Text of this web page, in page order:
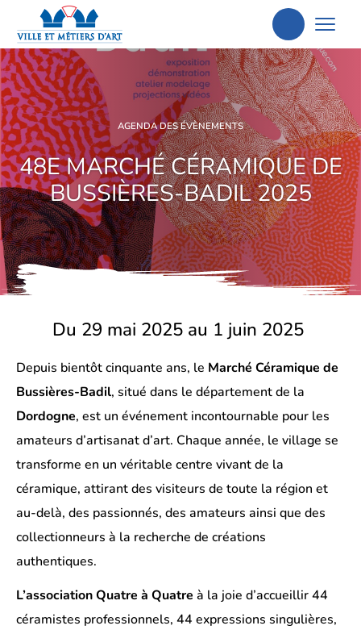
Aller
à
la
recherche
AGENDA DES ÉVÈNEMENTS
48E MARCHÉ CÉRAMIQUE DE
BUSSIÈRES-BADIL 2025
Du 29 mai 2025 au 1 juin 2025
Depuis bientôt cinquante ans, le Marché Céramique de
Bussières-Badil, situé dans le département de la
Dordogne, est un événement incontournable pour les
amateurs d’artisanat d’art. Chaque année, le village se
transforme en un véritable centre vivant de la
céramique, attirant des visiteurs de toute la région et
au-delà, des passionnés, des amateurs ainsi que des
collectionneurs à la recherche de créations
authentiques.
L’association Quatre à Quatre à la joie d’accueillir 44
céramistes professionnels, 44 expressions singulières,